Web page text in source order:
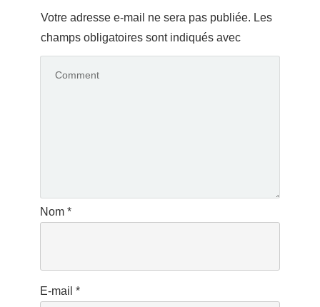
Votre adresse e-mail ne sera pas publiée. Les
champs obligatoires sont indiqués avec
Nom *
E-mail *